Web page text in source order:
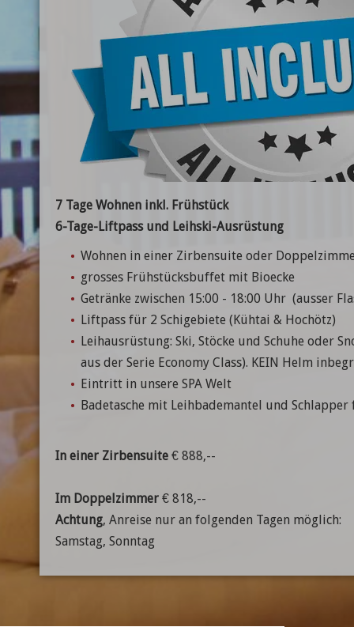
7 Tage Wohnen inkl. Frühstück
6-Tage-Liftpass und Leihski-Ausrüstung
Wohnen in einer Zirbensuite oder
grosses Frühstücksbuffet mit Bioecke
Getränke zwischen 15:00 - 18:00 Uhr (ausser
Liftpass für 2 Schigebiete (Kühtai & Hochötz)
Leihausrüstung: Ski, Stöcke und Schuhe oder
aus der Serie Economy Class). KEIN Helm
Eintritt in unsere SPA Welt
Badetasche mit Leihbademantel und Schlapper
In einer Zirbensuite € 888,--
Im Doppelzimmer € 818,--
Achtung, Anreise nur an folgenden Tagen möglich:
Samstag, Sonntag